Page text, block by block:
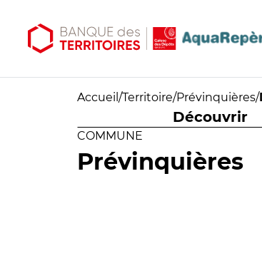
Accueil /Territoire/Prévinquières/
Découvrir
COMMUNE
Prévinquières